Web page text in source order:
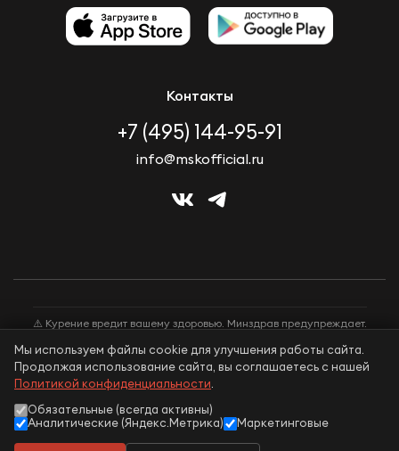
Контакты
+7 (495) 144-95-91
info@mskofficial.ru
⚠️ Курение вредит вашему здоровью. Минздрав предупреждает.
© 2015 – 2026 ООО «МСК ЛАУНЖ». Все права защищены.
ИНН: 7733410466 | ОГРНИП: 1237700314664
Политика конфиденциальности
Мы используем файлы cookie для улучшения работы сайта.
Продолжая использование сайта, вы соглашаетесь с нашей
Политикой конфиденциальности.
Обязательные (всегда активны)
Аналитические (Яндекс.Метрика)
Маркетинговые